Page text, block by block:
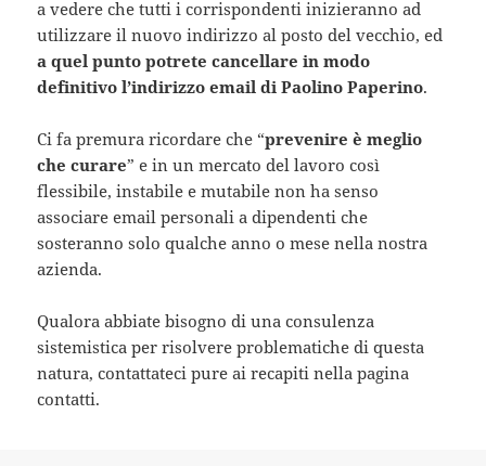
a vedere che tutti i corrispondenti inizieranno ad
utilizzare il nuovo indirizzo al posto del vecchio, ed
a quel punto potrete cancellare in modo
definitivo l’indirizzo email di Paolino Paperino.
Ci fa premura ricordare che “prevenire è meglio
che curare” e in un mercato del lavoro così
flessibile, instabile e mutabile non ha senso
associare email personali a dipendenti che
sosteranno solo qualche anno o mese nella nostra
azienda.
Qualora abbiate bisogno di una consulenza
sistemistica per risolvere problematiche di questa
natura, contattateci pure ai recapiti nella pagina
contatti.